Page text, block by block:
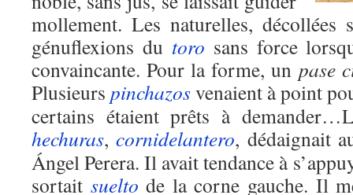
mollement. Les naturelles, décollées
génuflexions du toro sans force
convaincante. Pour la forme, un pase
Plusieurs pinchazosvenaient à point
certains étaient prêts à
hechuras,cornidelantero, dédaignait
Ángel Perera. Il avait tendance à
sortait suelto de la corne gauche. Il